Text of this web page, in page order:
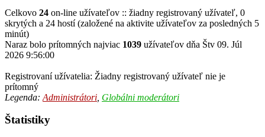
Celkovo 24 on-line užívateľov :: žiadny registrovaný užívateľ, 0
skrytých a 24 hostí (založené na aktivite užívateľov za posledných 5
minút)
Naraz bolo prítomných najviac 1039 užívateľov dňa Štv 09. Júl
2026 9:56:00
Registrovaní užívatelia: Žiadny registrovaný užívateľ nie je
prítomný
Legenda: Administrátori Globálni moderátori
Štatistiky